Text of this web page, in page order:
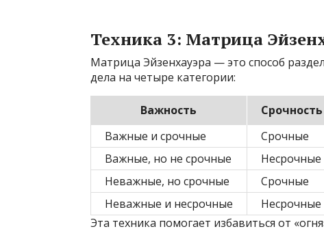
Техника 3: Матрица
Матрица Эйзенхауэра — это способ
дела на четыре категории:
Важность Срочность
Важные и срочные
Срочные
Важные, но не срочные
Несрочные
Неважные, но срочные
Срочные
Неважные и несрочные
Несрочные
Эта техника помогает избавиться от